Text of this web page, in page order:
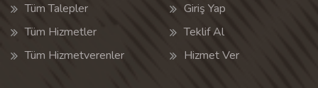
Tüm Talepler
Tüm Hizmetler
Tüm Hizmetverenler
Giriş Yap
Teklif Al
Hizmet Ver